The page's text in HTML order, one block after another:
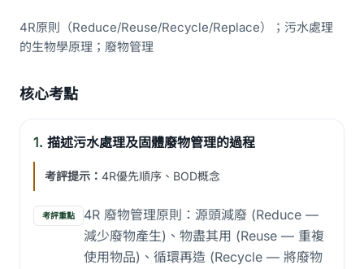
4R原則（Reduce/Reuse/Recycle/Replace）；污水處理
的生物學原理；廢物管理
核心考點
1. 描述污水處理及固體廢物管理的過程
考評提示： 4R優先順序、BOD概念
考評重點
4R 廢物管理原則：源頭減廢 (Reduce —
減少廢物產生)、物盡其用 (Reuse — 重複
使用物品)、循環再造 (Recycle — 將廢物